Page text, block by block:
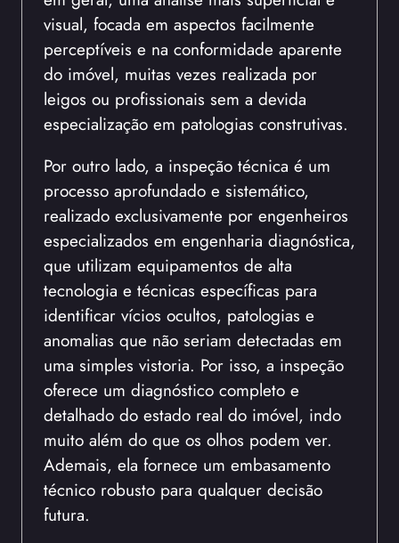
visual, focada em aspectos facilmente
perceptíveis e na conformidade aparente
do imóvel, muitas vezes realizada por
leigos ou profissionais sem a devida
especialização em patologias construtivas.
Por outro lado, a inspeção técnica é um
processo aprofundado e sistemático,
realizado exclusivamente por engenheiros
especializados em engenharia diagnóstica,
que utilizam equipamentos de alta
tecnologia e técnicas específicas para
identificar vícios ocultos, patologias e
anomalias que não seriam detectadas em
uma simples vistoria. Por isso, a inspeção
oferece um diagnóstico completo e
detalhado do estado real do imóvel, indo
muito além do que os olhos podem ver.
Ademais, ela fornece um embasamento
técnico robusto para qualquer decisão
futura.